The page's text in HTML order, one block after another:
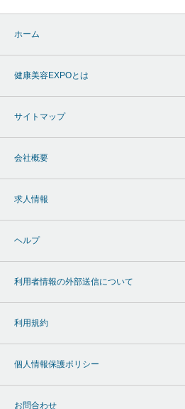
ホーム
健康美容EXPOとは
サイトマップ
会社概要
求人情報
ヘルプ
利用者情報の外部送信について
利用規約
個人情報保護ポリシー
お問合わせ